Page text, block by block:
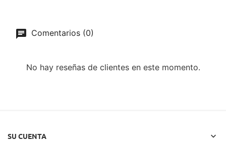
Comentarios (0)
No hay reseñas de clientes en este momento.
SU CUENTA 